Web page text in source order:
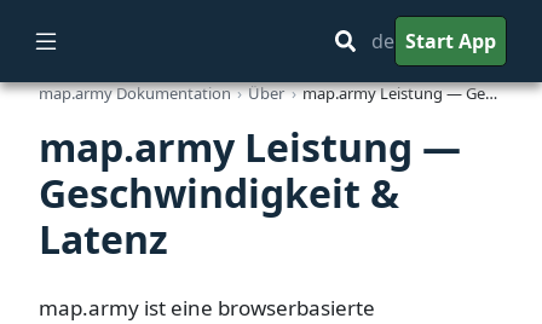
de Start App
map.army Dokumentation Über map.army Leistung — Geschwindigkeit & Latenz
map.army Leistung —
Geschwindigkeit &
Latenz
map.army ist eine browserbasierte